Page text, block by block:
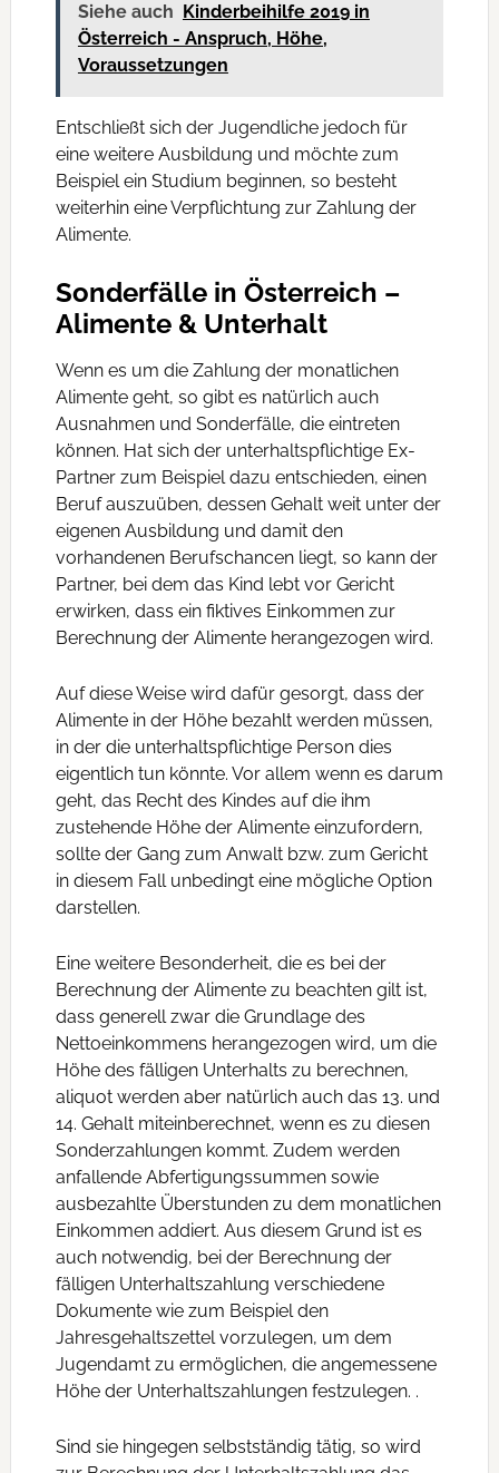
Siehe auch Kinderbeihilfe 2019 in
Österreich - Anspruch, Höhe,
Voraussetzungen
Entschließt sich der Jugendliche jedoch für
eine weitere Ausbildung und möchte zum
Beispiel ein Studium beginnen, so besteht
weiterhin eine Verpflichtung zur Zahlung der
Alimente.
Sonderfälle in Österreich –
Alimente & Unterhalt
Wenn es um die Zahlung der monatlichen
Alimente geht, so gibt es natürlich auch
Ausnahmen und Sonderfälle, die eintreten
können. Hat sich der unterhaltspflichtige Ex-
Partner zum Beispiel dazu entschieden, einen
Beruf auszuüben, dessen Gehalt weit unter der
eigenen Ausbildung und damit den
vorhandenen Berufschancen liegt, so kann der
Partner, bei dem das Kind lebt vor Gericht
erwirken, dass ein fiktives Einkommen zur
Berechnung der Alimente herangezogen wird.
Auf diese Weise wird dafür gesorgt, dass der
Alimente in der Höhe bezahlt werden müssen,
in der die unterhaltspflichtige Person dies
eigentlich tun könnte. Vor allem wenn es darum
geht, das Recht des Kindes auf die ihm
zustehende Höhe der Alimente einzufordern,
sollte der Gang zum Anwalt bzw. zum Gericht
in diesem Fall unbedingt eine mögliche Option
darstellen.
Eine weitere Besonderheit, die es bei der
Berechnung der Alimente zu beachten gilt ist,
dass generell zwar die Grundlage des
Nettoeinkommens herangezogen wird, um die
Höhe des fälligen Unterhalts zu berechnen,
aliquot werden aber natürlich auch das 13. und
14. Gehalt miteinberechnet, wenn es zu diesen
Sonderzahlungen kommt. Zudem werden
anfallende Abfertigungssummen sowie
ausbezahlte Überstunden zu dem monatlichen
Einkommen addiert. Aus diesem Grund ist es
auch notwendig, bei der Berechnung der
fälligen Unterhaltszahlung verschiedene
Dokumente wie zum Beispiel den
Jahresgehaltszettel vorzulegen, um dem
Jugendamt zu ermöglichen, die angemessene
Höhe der Unterhaltszahlungen festzulegen. .
Sind sie hingegen selbstständig tätig, so wird